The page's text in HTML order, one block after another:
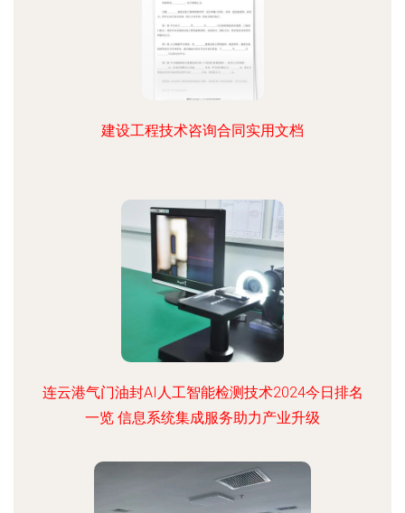
建设工程技术咨询合同实用文档
连云港气门油封AI人工智能检测技术2024今日排名
一览 信息系统集成服务助力产业升级